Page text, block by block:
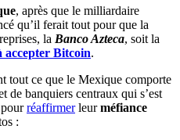
, après que le milliardaire
qu’il ferait tout pour que la
la Banco Azteca, soit la
accepter Bitcoin.
tout ce que le Mexique comporte
de banquiers centraux qui s’est
réaffirmerleurméfiance
: